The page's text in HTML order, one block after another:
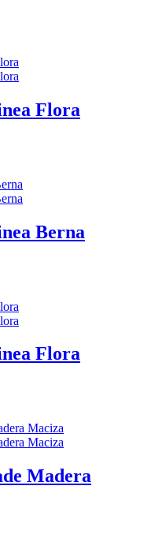
Flora
Berna
Flora
Madera